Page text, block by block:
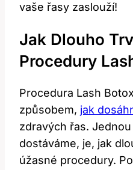
vaše řasy zaslouží!
Jak Dlouho
Procedury
Procedura Lash
způsobem, jak
zdravých řas.
dostáváme, je, jak
úžasné procedury.